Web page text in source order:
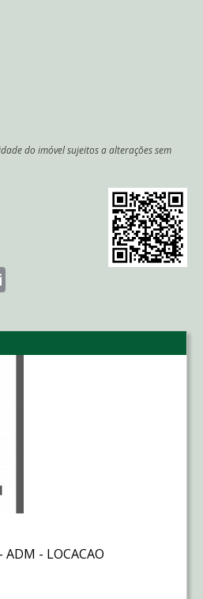
do imóvel sujeitos a alterações sem
ADM - LOCACAO